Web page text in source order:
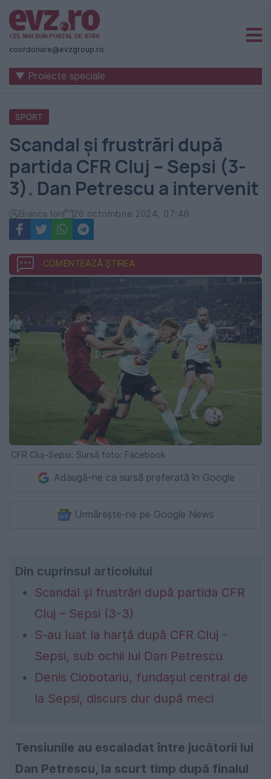
Știri
naționale
internaționale
România
-
Evenimentul
Zilei
coordonare@evzgroup.ro
▼ Proiecte speciale
SPORT
Scandal și frustrări după
partida CFR Cluj – Sepsi (3-
3). Dan Petrescu a intervenit
Bianca Ion 26 octombrie 2024, 07:46
COMENTEAZĂ ȘTIREA
CFR Cluj-Sepsi. Sursă foto: Facebook
Adaugă-ne ca sursă preferată în Google
Urmărește-ne pe Google News
Din cuprinsul articolului
Scandal și frustrări după partida CFR
Cluj – Sepsi (3-3)
S-au luat la harță după CFR Cluj -
Sepsi, sub ochii lui Dan Petrescu
Denis Ciobotariu, fundașul central de
la Sepsi, discurs dur după meci
Tensiunile au escaladat între jucătorii lui
Dan Petrescu, la scurt timp după finalul